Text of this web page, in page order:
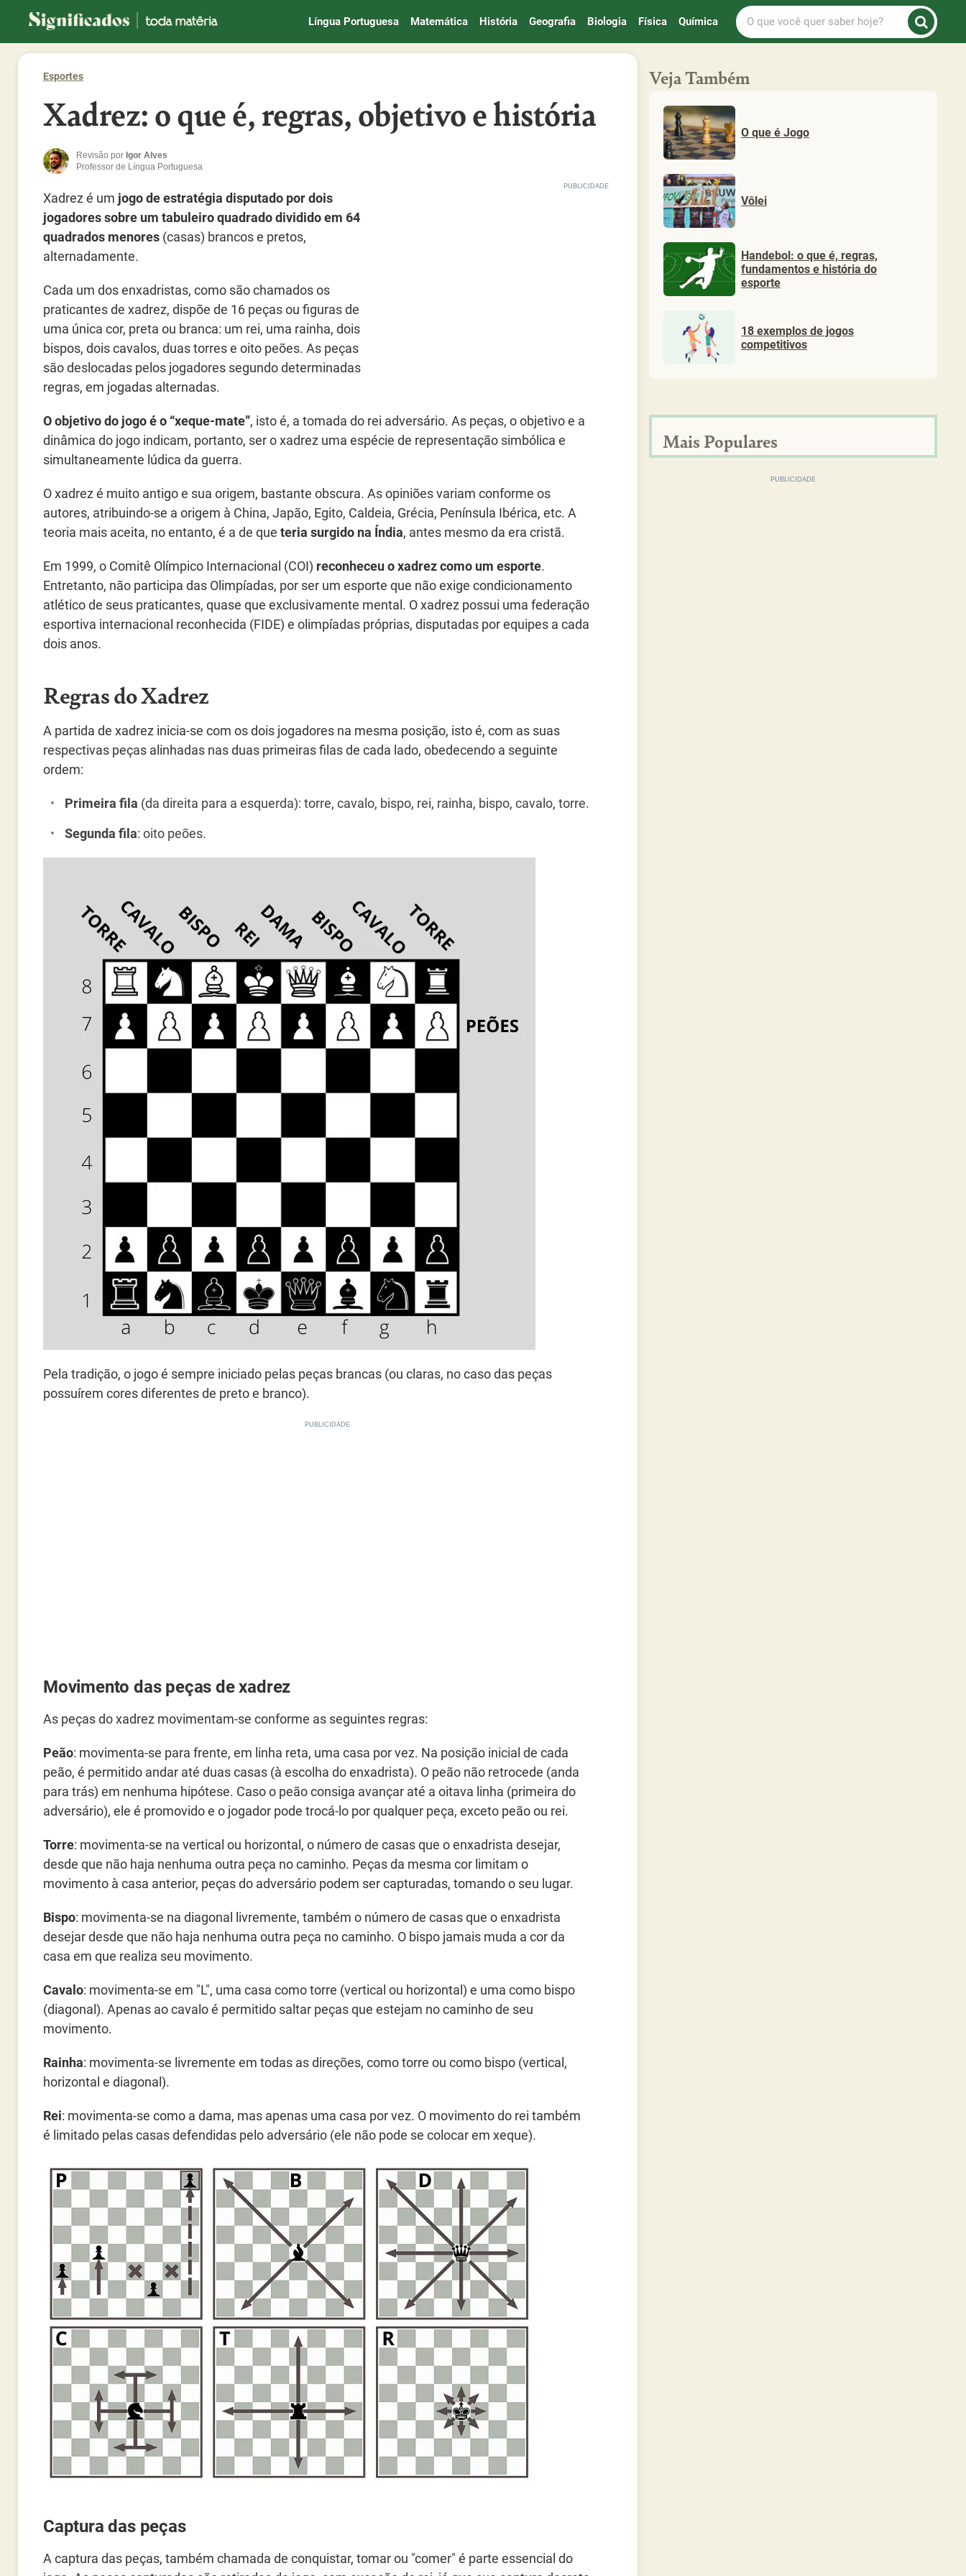
Significados
Língua Portuguesa Matemática História Geografia Biologia Física Química
O
que
você
saber
Esportes
Xadrez: o que é, regras, objetivo e história
Revisão por Igor Alves
Professor de Língua Portuguesa
Xadrez é um jogo de estratégia disputado por dois
jogadores sobre um tabuleiro quadrado dividido em 64
quadrados menores (casas) brancos e pretos,
alternadamente.
Cada um dos enxadristas, como são chamados os
praticantes de xadrez, dispõe de 16 peças ou figuras de
uma única cor, preta ou branca: um rei, uma rainha, dois
bispos, dois cavalos, duas torres e oito peões. As peças
são deslocadas pelos jogadores segundo determinadas
regras, em jogadas alternadas.
O objetivo do jogo é o “xeque-mate”, isto é, a tomada do rei adversário. As peças, o objetivo e a
dinâmica do jogo indicam, portanto, ser o xadrez uma espécie de representação simbólica e
simultaneamente lúdica da guerra.
O xadrez é muito antigo e sua origem, bastante obscura. As opiniões variam conforme os
autores, atribuindo-se a origem à China, Japão, Egito, Caldeia, Grécia, Península Ibérica, etc. A
teoria mais aceita, no entanto, é a de que teria surgido na Índia, antes mesmo da era cristã.
Em 1999, o Comitê Olímpico Internacional (COI) reconheceu o xadrez como um esporte.
Entretanto, não participa das Olimpíadas, por ser um esporte que não exige condicionamento
atlético de seus praticantes, quase que exclusivamente mental. O xadrez possui uma federação
esportiva internacional reconhecida (FIDE) e olimpíadas próprias, disputadas por equipes a cada
dois anos.
Regras do Xadrez
A partida de xadrez inicia-se com os dois jogadores na mesma posição, isto é, com as suas
respectivas peças alinhadas nas duas primeiras filas de cada lado, obedecendo a seguinte
ordem:
Primeira fila (da direita para a esquerda): torre, cavalo, bispo, rei, rainha, bispo, cavalo, torre.
Segunda fila: oito peões.
Pela tradição, o jogo é sempre iniciado pelas peças brancas (ou claras, no caso das peças
possuírem cores diferentes de preto e branco).
Movimento das peças de xadrez
As peças do xadrez movimentam-se conforme as seguintes regras:
Peão: movimenta-se para frente, em linha reta, uma casa por vez. Na posição inicial de cada
peão, é permitido andar até duas casas (à escolha do enxadrista). O peão não retrocede (anda
para trás) em nenhuma hipótese. Caso o peão consiga avançar até a oitava linha (primeira do
adversário), ele é promovido e o jogador pode trocá-lo por qualquer peça, exceto peão ou rei.
Torre: movimenta-se na vertical ou horizontal, o número de casas que o enxadrista desejar,
desde que não haja nenhuma outra peça no caminho. Peças da mesma cor limitam o
movimento à casa anterior, peças do adversário podem ser capturadas, tomando o seu lugar.
Bispo: movimenta-se na diagonal livremente, também o número de casas que o enxadrista
desejar desde que não haja nenhuma outra peça no caminho. O bispo jamais muda a cor da
casa em que realiza seu movimento.
Cavalo: movimenta-se em "L", uma casa como torre (vertical ou horizontal) e uma como bispo
(diagonal). Apenas ao cavalo é permitido saltar peças que estejam no caminho de seu
movimento.
Rainha: movimenta-se livremente em todas as direções, como torre ou como bispo (vertical,
horizontal e diagonal).
Rei: movimenta-se como a dama, mas apenas uma casa por vez. O movimento do rei também
é limitado pelas casas defendidas pelo adversário (ele não pode se colocar em xeque).
Captura das peças
A captura das peças, também chamada de conquistar, tomar ou "comer" é parte essencial do
Veja Também
O que é Jogo
Vôlei
Handebol: o que é, regras,
fundamentos e história do
esporte
18 exemplos de jogos
competitivos
Mais Populares